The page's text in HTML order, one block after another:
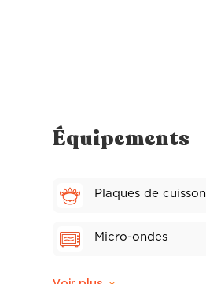
Équipements
Plaques de cuisson
Micro-ondes
Vaisselle